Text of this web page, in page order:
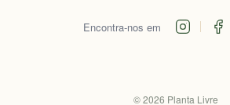
Encontra-nos em
©2026 Planta Livre